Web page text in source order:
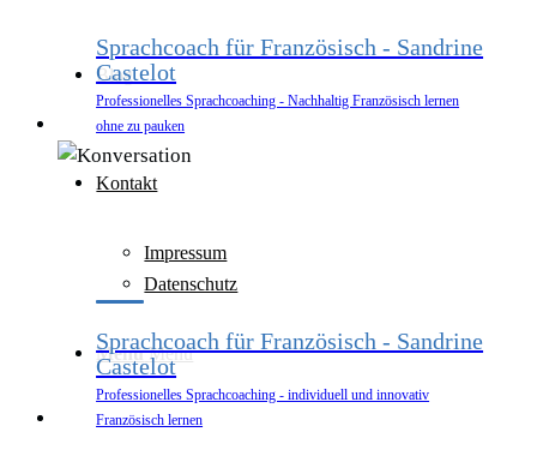
Blog
Kontakt
Impressum
Datenschutz
Menü Menü
Sprachcoach für Französisch - Sandrine
Castelot
Professionelles Sprachcoaching - Nachhaltig Französisch lernen
ohne zu pauken
Sprachcoach für Französisch - Sandrine
Castelot
Professionelles Sprachcoaching - individuell und innovativ
Französisch lernen